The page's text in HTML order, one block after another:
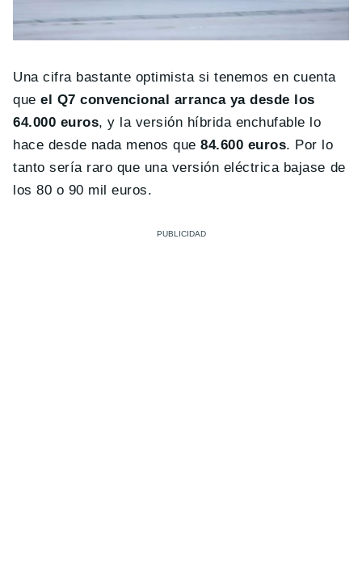
Una cifra bastante optimista si tenemos en cuenta
queel Q7 convencional arranca ya desde los
64.000 euros, y la versión híbrida enchufable lo
hace desde nada menos que84.600 euros. Por lo
tanto sería raro que una versión eléctrica bajase de
los 80 o 90 mil euros.